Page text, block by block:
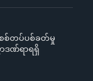
စစ်တပ်ပစ်ခတ်မှု
ဒဏ်ရာရရှိ